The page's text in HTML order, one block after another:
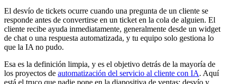
El desvío de tickets ocurre cuando una pregunta de un cliente se
responde antes de convertirse en un ticket en la cola de alguien. El
cliente recibe ayuda inmediatamente, generalmente desde un widget
de chat o una respuesta automatizada, y tu equipo solo gestiona lo
que la IA no pudo.
Esa es la definición limpia, y es el objetivo detrás de la mayoría de
los proyectos de automatización del servicio al cliente con IA. Aquí